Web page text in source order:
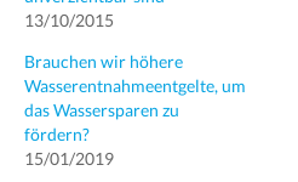
13/10/2015
Brauchen wir höhere
Wasserentnahmeentgelte, um
das Wassersparen zu
fördern?
15/01/2019